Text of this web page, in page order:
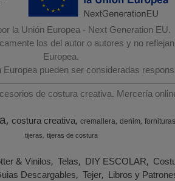
la Unión Europea - Next Generation EU.
los del autor o autores y no
Europea.
pueden ser consideradas
de costura creativa. Mercería
costura creativa cremallera denim fornituras
tijeras tijeras de costura
& Vinilos Telas DIY ESCOLAR
Descargables Tejer Libros y